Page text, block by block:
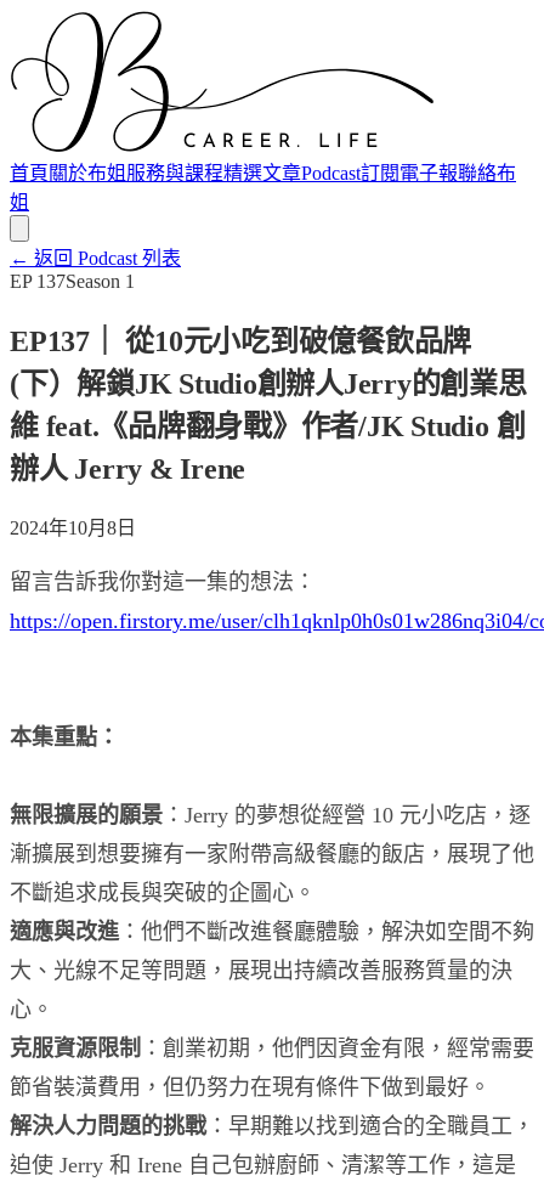
首頁 關於布姐 服務與課程精選文章Podcast訂閱電子報聯絡布
姐
← 返回 Podcast 列表
EP 137Season 1
EP137｜ 從10元小吃到破億餐飲品牌
(下）解鎖JK Studio創辦人Jerry的創業思
維 feat.《品牌翻身戰》作者/JK Studio 創
辦人 Jerry & Irene
2024年10月8日
留言告訴我你對這一集的想法：
https://open.firstory.me/user/clh1qknlp0h0s01w286nq3i04/
本集重點：
無限擴展的願景 ：Jerry 的夢想從經營 10 元小吃店，逐
漸擴展到想要擁有一家附帶高級餐廳的飯店，展現了他
不斷追求成長與突破的企圖心。
適應與改進 ：他們不斷改進餐廳體驗，解決如空間不夠
大、光線不足等問題，展現出持續改善服務質量的決
心。
克服資源限制 ：創業初期，他們因資金有限，經常需要
節省裝潢費用，但仍努力在現有條件下做到最好。
解決人力問題的挑戰：早期難以找到適合的全職員工，
迫使 Jerry 和 Irene 自己包辦廚師、清潔等工作，這是